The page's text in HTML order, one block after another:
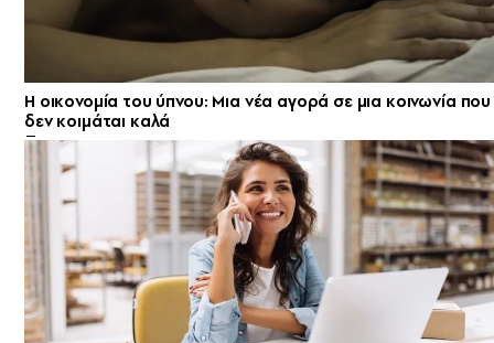
Η οικονομία του ύπνου: Μια νέα αγορά σε μια κοινωνία που
δεν κοιμάται καλά